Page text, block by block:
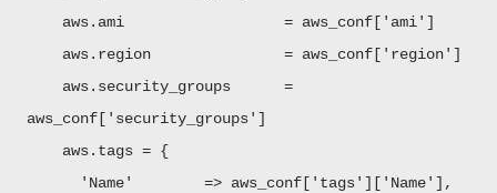
aws.ami = aws_conf['ami']
aws.region = aws_conf['region']
aws.security_groups =
aws_conf['security_groups']
aws.tags = {
'Name' => aws_conf['tags']['Name'],